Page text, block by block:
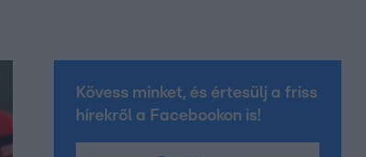
Kövess minket, és értesülj a friss
hírekről a Facebookon is!